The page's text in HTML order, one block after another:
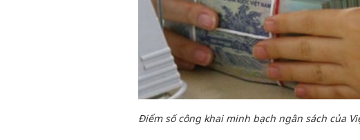
Điểm số công khai minh bạch ngân sách của